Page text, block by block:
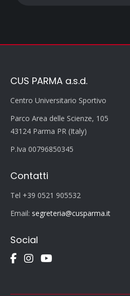
CUS PARMA a.s.d.
Centro Universitario Sportivo
Parco Area delle Scienze, 105
43124 Parma PR (Italy)
P.Iva 00796850345
Contatti
Tel +39 0521 905532
Email: segreteria@cusparma.it
Social